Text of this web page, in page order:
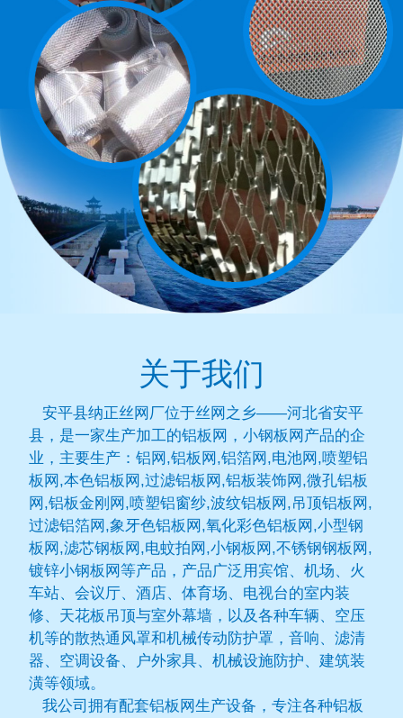
关于我们
安平县纳正丝网厂位于丝网之乡——河北省安平
县，是一家生产加工的铝板网，小钢板网产品的企
业，主要生产：铝网,铝板网,铝箔网,电池网,喷塑铝
板网,本色铝板网,过滤铝板网,铝板装饰网,微孔铝板
网,铝板金刚网,喷塑铝窗纱,波纹铝板网,吊顶铝板网,
过滤铝箔网,象牙色铝板网,氧化彩色铝板网,小型钢
板网,滤芯钢板网,电蚊拍网,小钢板网,不锈钢钢板网,
镀锌小钢板网等产品，产品广泛用宾馆、机场、火
车站、会议厅、酒店、体育场、电视台的室内装
修、天花板吊顶与室外幕墙，以及各种车辆、空压
机等的散热通风罩和机械传动防护罩，音响、滤清
器、空调设备、户外家具、机械设施防护、建筑装
潢等领域。
我公司拥有配套铝板网生产设备，专注各种铝板